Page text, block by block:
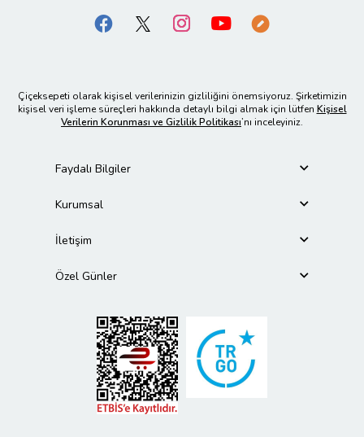
Çiçeksepeti olarak kişisel verilerinizin gizliliğini önemsiyoruz. Şirketimizin
kişisel veri işleme süreçleri hakkında detaylı bilgi almak için lütfen Kişisel
Verilerin Korunması ve Gizlilik Politikası’nı inceleyiniz.
Faydalı Bilgiler
Kurumsal
İletişim
Özel Günler